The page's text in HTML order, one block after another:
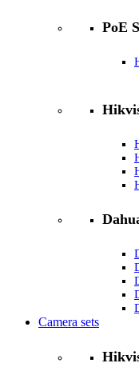
PoE
Camera sets